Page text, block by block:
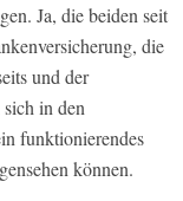
Ja, die beiden seit
die
und der
in den
funktionierendes
können.